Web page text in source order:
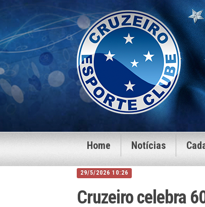
Home Notícias
29/5/2026 10:26
Cruzeiro celebra